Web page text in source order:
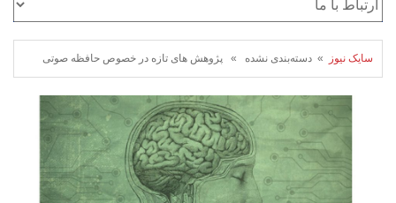
سایک نیوز » دسته‌بندی نشده » پژوهش های تازه در خصوص حافظه صوتی